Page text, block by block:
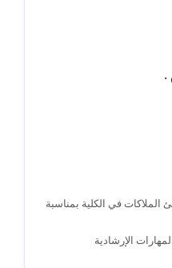
الملاكات في الكلية بمناسبة
الإرشادية